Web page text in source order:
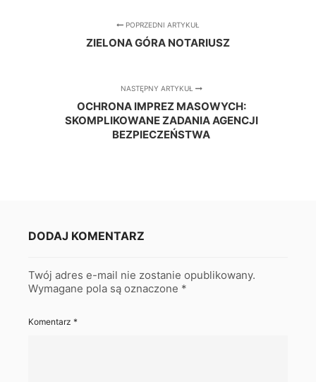
POPRZEDNI ARTYKUŁ
ZIELONA GÓRA NOTARIUSZ
NASTĘPNY ARTYKUŁ
OCHRONA IMPREZ MASOWYCH:
SKOMPLIKOWANE ZADANIA AGENCJI
BEZPIECZEŃSTWA
DODAJ KOMENTARZ
Twój adres e-mail nie zostanie opublikowany.
Wymagane pola są oznaczone *
Komentarz *